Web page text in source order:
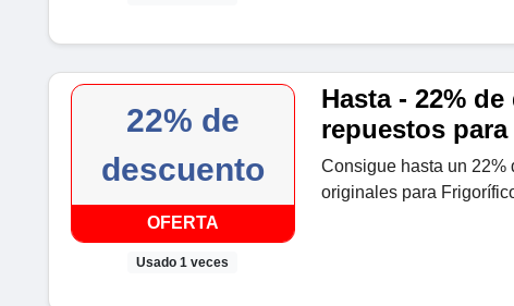
22% de
descuento
OFERTA
Usado 1 veces
Hasta - 22%
repuestos
Consigue hasta un 22%
originales para